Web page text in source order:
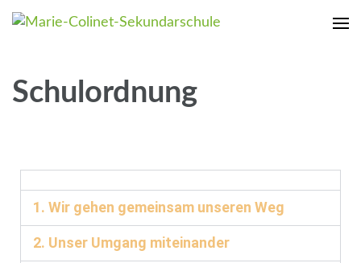
Schulordnung
1. Wir gehen gemeinsam unseren Weg
2. Unser Umgang miteinander